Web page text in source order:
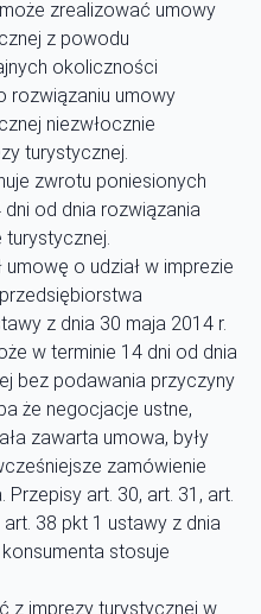
zrealizować umowy
z powodu
okoliczności
rozwiązaniu umowy
niezwłocznie
turystycznej.
zwrotu poniesionych
dni od dnia rozwiązania
turystycznej.
o udział w imprezie
z dnia 30 maja 2014 r.
w terminie 14 dni od dnia
bez podawania przyczyny
że negocjacje ustne,
zawarta umowa, były
zamówienie
Przepisy art. 30, art. 31, art.
art. 38 pkt 1 ustawy z dnia
stosuje
z imprezy turystycznej w